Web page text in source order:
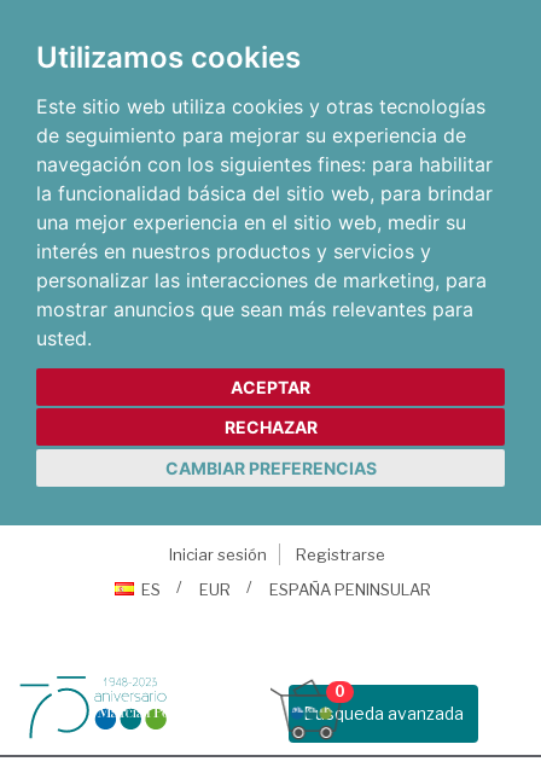
Utilizamos cookies
Este sitio web utiliza cookies y otras tecnologías
de seguimiento para mejorar su experiencia de
navegación con los siguientes fines: para habilitar
la funcionalidad básica del sitio web, para brindar
una mejor experiencia en el sitio web, medir su
interés en nuestros productos y servicios y
personalizar las interacciones de marketing, para
mostrar anuncios que sean más relevantes para
usted.
ACEPTAR
RECHAZAR
CAMBIAR PREFERENCIAS
Iniciar sesión
Registrarse
ES
EUR ESPAÑA PENINSULAR
Busqueda avanzada
0